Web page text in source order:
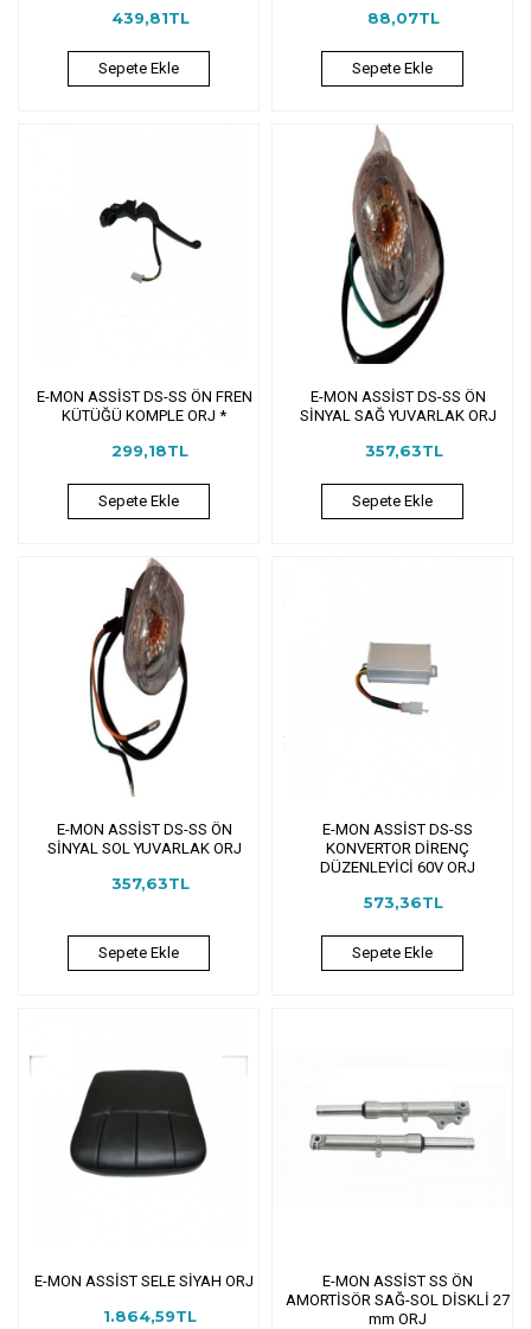
439,81TL
Sepete Ekle
88,07TL
Sepete Ekle
E-MON ASSİST DS-SS ÖN FREN
KÜTÜĞÜ KOMPLE ORJ *
299,18TL
Sepete Ekle
E-MON ASSİST DS-SS ÖN
SİNYAL SAĞ YUVARLAK ORJ
357,63TL
Sepete Ekle
E-MON ASSİST DS-SS ÖN
SİNYAL SOL YUVARLAK ORJ
357,63TL
Sepete Ekle
E-MON ASSİST DS-SS
KONVERTOR DİRENÇ
DÜZENLEYİCİ 60V ORJ
573,36TL
Sepete Ekle
E-MON ASSİST SELE SİYAH ORJ
1.864,59TL
E-MON ASSİST SS ÖN
AMORTİSÖR SAĞ-SOL DİSKLİ 27
mm ORJ